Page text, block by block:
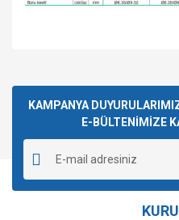
kullanarak tarafımıza
Görüş ve önerileriniz için
Ürün resmi kalitesiz,
Ürün açıklamasında eksik
Ürün fiyatı diğer sitelerden
KAMPANYA
E-BÜLTENİMİZE